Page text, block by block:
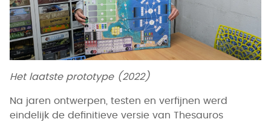
Het laatste prototype (2022)
Na jaren ontwerpen, testen en verfijnen werd
eindelijk de definitieve versie van Thesauros